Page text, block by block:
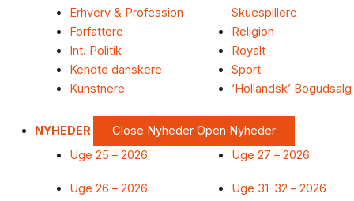
Erhverv & Profession
Forfattere
Int. Politik
Kendte danskere
Kunstnere
Skuespillere
Religion
Royalt
Sport
‘Hollandsk’ Bogudsalg
NYHEDER Close Nyheder Open Nyheder
Uge 25 – 2026
Uge 26 – 2026
Uge 27 – 2026
Uge 31-32 – 2026